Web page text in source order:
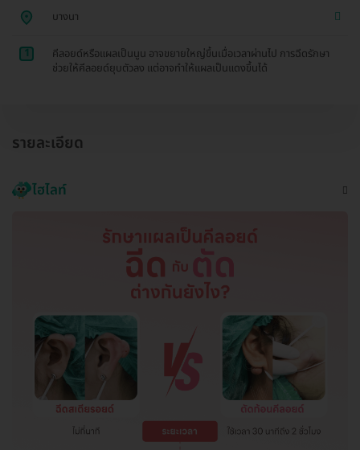
บางนา
1
คีลอยด์หรือแผลเป็นนูน อาจขยายใหญ่ขึ้นเมื่อเวลาผ่านไป การฉีดรักษา
ช่วยให้คีลอยด์ยุบตัวลง แต่อาจทำให้แผลเป็นแดงขึ้นได้
รายละเอียด
ไฮไลท์